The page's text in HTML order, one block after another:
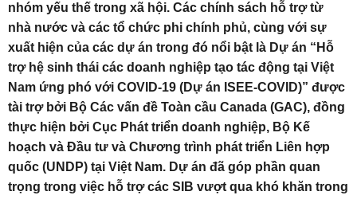
nhóm yếu thế trong xã hội. Các chính sách hỗ trợ từ
nhà nước và các tổ chức phi chính phủ, cùng với sự
xuất hiện của các dự án trong đó nổi bật là Dự án “Hỗ
trợ hệ sinh thái các doanh nghiệp tạo tác động tại Việt
Nam ứng phó với COVID-19 (Dự án ISEE-COVID)” được
tài trợ bởi Bộ Các vấn đề Toàn cầu Canada (GAC), đồng
thực hiện bởi Cục Phát triển doanh nghiệp, Bộ Kế
hoạch và Đầu tư và Chương trình phát triển Liên hợp
quốc (UNDP) tại Việt Nam. Dự án đã góp phần quan
trọng trong việc hỗ trợ các SIB vượt qua khó khăn trong